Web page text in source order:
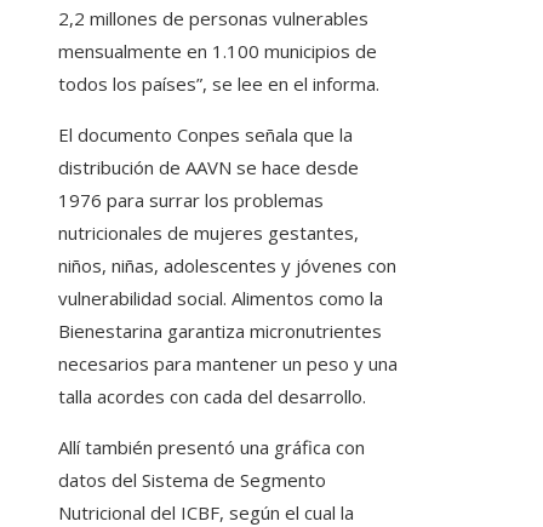
2,2 millones de personas vulnerables
mensualmente en 1.100 municipios de
todos los países”, se lee en el informa.
El documento Conpes señala que la
distribución de AAVN se hace desde
1976 para surrar los problemas
nutricionales de mujeres gestantes,
niños, niñas, adolescentes y jóvenes con
vulnerabilidad social. Alimentos como la
Bienestarina garantiza micronutrientes
necesarios para mantener un peso y una
talla acordes con cada del desarrollo.
Allí también presentó una gráfica con
datos del Sistema de Segmento
Nutricional del ICBF, según el cual la